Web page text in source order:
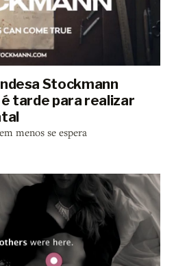
Stockmann
tarde para realizar
menos se espera